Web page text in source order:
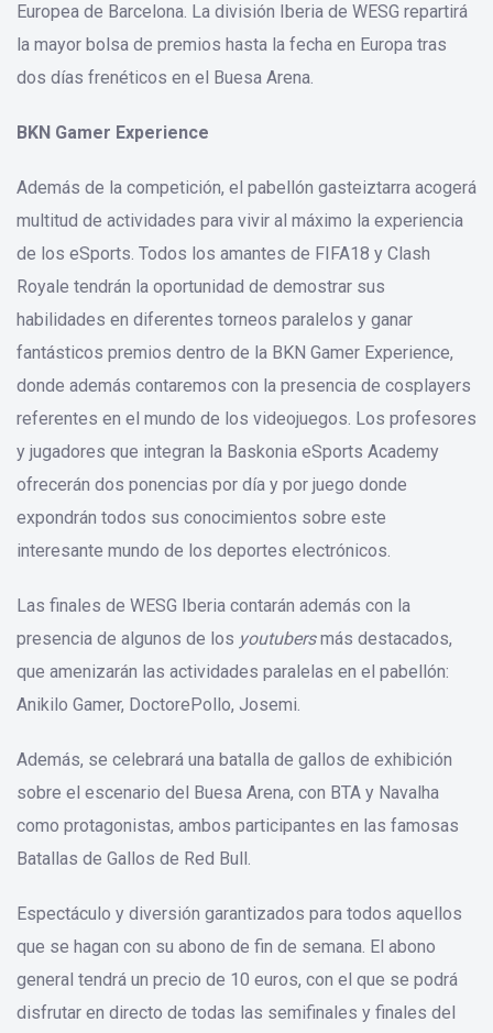
Europea de Barcelona. La división Iberia de WESG repartirá
la mayor bolsa de premios hasta la fecha en Europa tras
dos días frenéticos en el Buesa Arena.
BKN Gamer Experience
Además de la competición, el pabellón gasteiztarra acogerá
multitud de actividades para vivir al máximo la experiencia
de los eSports. Todos los amantes de FIFA18 y Clash
Royale tendrán la oportunidad de demostrar sus
habilidades en diferentes torneos paralelos y ganar
fantásticos premios dentro de la BKN Gamer Experience,
donde además contaremos con la presencia de cosplayers
referentes en el mundo de los videojuegos. Los profesores
y jugadores que integran la Baskonia eSports Academy
ofrecerán dos ponencias por día y por juego donde
expondrán todos sus conocimientos sobre este
interesante mundo de los deportes electrónicos.
Las finales de WESG Iberia contarán además con la
presencia de algunos de los youtubersmás destacados,
que amenizarán las actividades paralelas en el pabellón:
Anikilo Gamer, DoctorePollo, Josemi.
Además, se celebrará una batalla de gallos de exhibición
sobre el escenario del Buesa Arena, con BTA y Navalha
como protagonistas, ambos participantes en las famosas
Batallas de Gallos de Red Bull.
Espectáculo y diversión garantizados para todos aquellos
que se hagan con su abono de fin de semana. El abono
general tendrá un precio de 10 euros, con el que se podrá
disfrutar en directo de todas las semifinales y finales del